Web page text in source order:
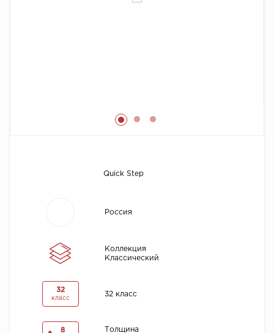
Quick Step
Россия
Коллекция
Классический
32
класс
32 класс
8
Толщина